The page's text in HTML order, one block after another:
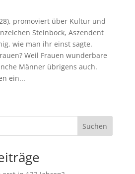
promoviert über Kultur und
Steinbock, Aszendent
wie man ihr einst sagte.
Weil Frauen wunderbare
Männer übrigens auch.
ein...
Suchen